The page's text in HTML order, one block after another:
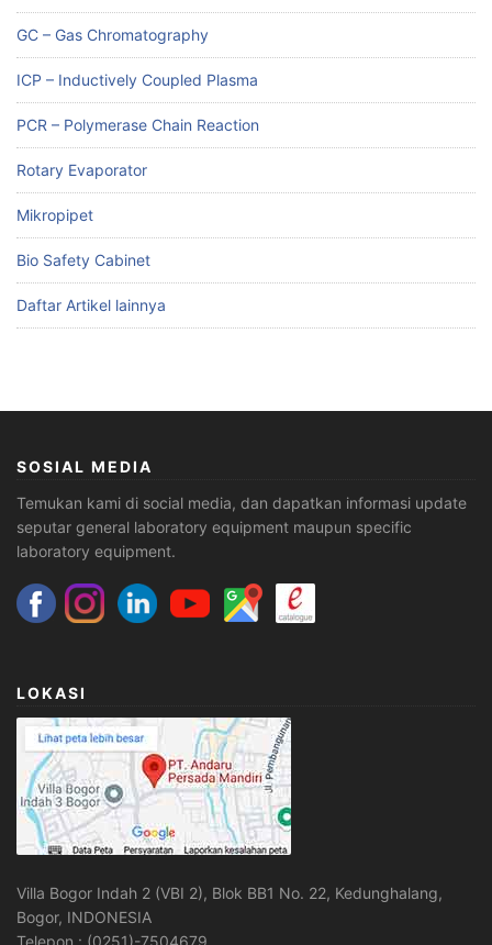
GC – Gas Chromatography
ICP – Inductively Coupled Plasma
PCR – Polymerase Chain Reaction
Rotary Evaporator
Mikropipet
Bio Safety Cabinet
Daftar Artikel lainnya
SOSIAL MEDIA
Temukan kami di social media, dan dapatkan informasi update
seputar general laboratory equipment maupun specific
laboratory equipment.
LOKASI
Villa Bogor Indah 2 (VBI 2), Blok BB1 No. 22, Kedunghalang,
Bogor, INDONESIA
Telepon : (0251)-7504679